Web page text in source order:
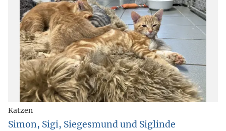
Katzen
Simon, Sigi, Siegesmund und Siglinde